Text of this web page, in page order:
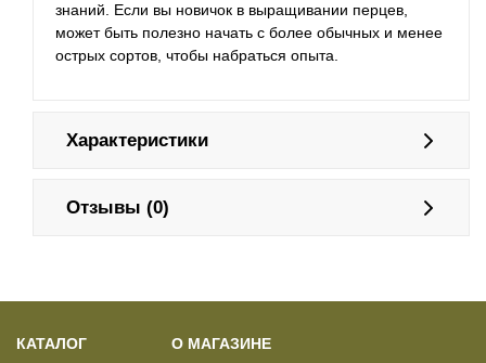
знаний. Если вы новичок в выращивании перцев,
может быть полезно начать с более обычных и менее
острых сортов, чтобы набраться опыта.
Характеристики
Отзывы (0)
КАТАЛОГ О МАГАЗИНЕ